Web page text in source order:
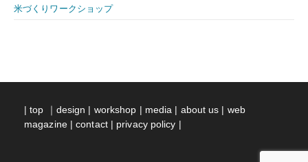
米づくりワークショップ
|top ｜ design | workshop | media | about us | web
magazine|contact | privacy policy |